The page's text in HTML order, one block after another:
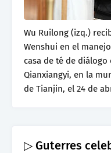
Wu Ruilong (izq.)
Wenshui en el
casa de té de
Qianxiangyi, en la
de Tianjin, el 24 de
▷ Guterres